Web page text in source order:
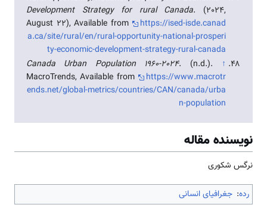
Development Strategy for rural Canada. (2024,
August 22), Available from
https://ised-isde.canad
a.ca/site/rural/en/rural-opportunity-national-prosperi
ty-economic-development-strategy-rural-canada
↑
Canada Urban Population 1960-2024. (n.d.).
MacroTrends, Available from
https://www.macrotr
ends.net/global-metrics/countries/CAN/canada/urba
n-population
نویسنده مقاله
نرگس شکوری
رده: جغرافیای انسانی